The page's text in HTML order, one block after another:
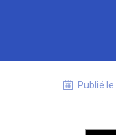
Publié le